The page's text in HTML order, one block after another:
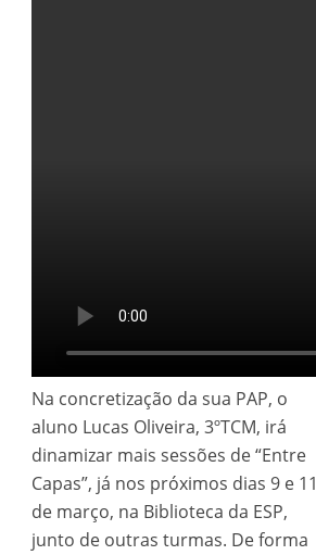
Na concretização da sua PAP, o
aluno Lucas Oliveira, 3ºTCM, irá
dinamizar mais sessões de “Entre
Capas”, já nos próximos dias 9 e 11
de março, na Biblioteca da ESP,
junto de outras turmas. De forma